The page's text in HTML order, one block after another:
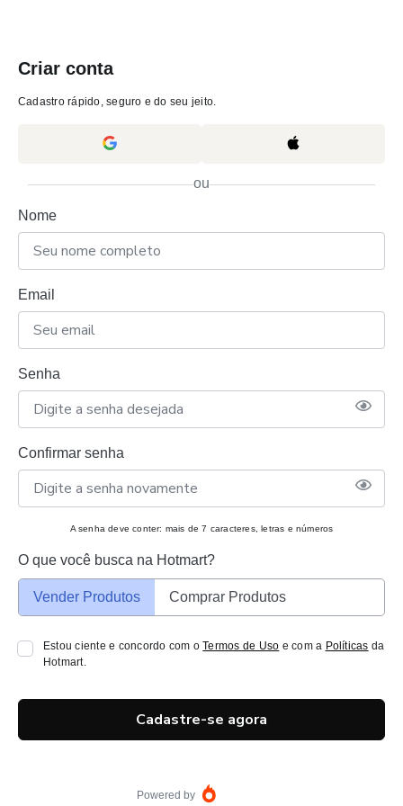
Criar conta
Cadastro rápido, seguro e do seu jeito.
ou
Nome
Email
Senha
Confirmar senha
A senha deve conter: mais de 7 caracteres, letras e números
O que você busca na Hotmart?
Vender Produtos Comprar Produtos
Estou ciente e concordo com oTermos de Uso e com a Políticas da
Hotmart.
Cadastre-se agora
Powered by